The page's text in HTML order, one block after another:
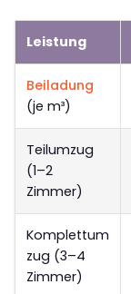
Leistung
Beiladung
(je m³)
Teilumzug
(1–2
Zimmer)
Komplettum
zug (3–4
Zimmer)